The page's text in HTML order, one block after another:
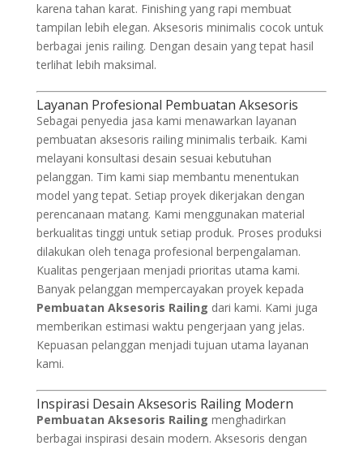
karena tahan karat. Finishing yang rapi membuat
tampilan lebih elegan. Aksesoris minimalis cocok untuk
berbagai jenis railing. Dengan desain yang tepat hasil
terlihat lebih maksimal.
Layanan Profesional Pembuatan Aksesoris
Sebagai penyedia jasa kami menawarkan layanan
pembuatan aksesoris railing minimalis terbaik. Kami
melayani konsultasi desain sesuai kebutuhan
pelanggan. Tim kami siap membantu menentukan
model yang tepat. Setiap proyek dikerjakan dengan
perencanaan matang. Kami menggunakan material
berkualitas tinggi untuk setiap produk. Proses produksi
dilakukan oleh tenaga profesional berpengalaman.
Kualitas pengerjaan menjadi prioritas utama kami.
Banyak pelanggan mempercayakan proyek kepada
Pembuatan Aksesoris Railing dari kami. Kami juga
memberikan estimasi waktu pengerjaan yang jelas.
Kepuasan pelanggan menjadi tujuan utama layanan
kami.
Inspirasi Desain Aksesoris Railing Modern
Pembuatan Aksesoris Railing menghadirkan
berbagai inspirasi desain modern. Aksesoris dengan